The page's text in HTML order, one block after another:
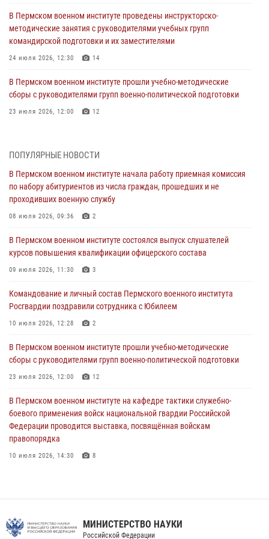
В Пермском военном институте проведены инструкторско-
методические занятия с руководителями учебных групп
командирской подготовки и их заместителями
24 июля 2026, 12:30 14
В Пермском военном институте прошли учебно-методические
сборы с руководителями групп военно-политической подготовки
23 июля 2026, 12:00 12
Федерации проводится выставка, посвящённая войскам
правопорядка
10 июля 2026, 14:30 8
Командование и личный состав Пермского военного института
10 июля 2026, 12:28 2
В Пермском военном институте состоялся выпуск слушателей
09 июля 2026, 11:30 3
В Пермском военном институте начала работу приемная комиссия
проходивших военную службу
08 июля 2026, 09:36 2
чемпионате войск национальной гвардии Российской Федерации по
боксу
07 июля 2026, 10:30 4
ПОПУЛЯРНЫЕ НОВОСТИ
В Пермском военном институте начала работу приемная комиссия
по набору абитуриентов из числа граждан, прошедших и не
проходивших военную службу
08 июля 2026, 09:36 2
В Пермском военном институте состоялся выпуск слушателей
курсов повышения квалификации офицерского состава
09 июля 2026, 11:30 3
Командование и личный состав Пермского военного института
Росгвардии поздравили сотрудника с Юбилеем
10 июля 2026, 12:28 2
В Пермском военном институте прошли учебно-методические
сборы с руководителями групп военно-политической подготовки
23 июля 2026, 12:00 12
В Пермском военном институте на кафедре тактики служебно-
боевого применения войск национальной гвардии Российской
Федерации проводится выставка, посвящённая войскам
правопорядка
10 июля 2026, 14:30 8
24 июля 2026, 12:30 14
МИНИСТЕРСТВО НАУКИ
Российской Федерации